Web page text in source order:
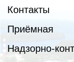
Контакты
Приёмная
Надзорно-